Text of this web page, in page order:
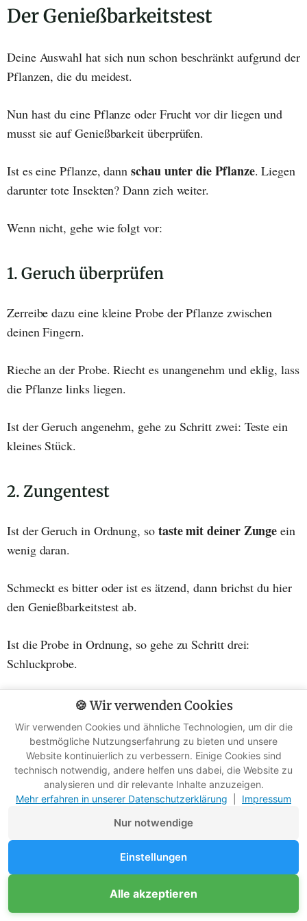
Der Genießbarkeitstest
Deine Auswahl hat sich nun schon beschränkt aufgrund der
Pflanzen, die du meidest.
Nun hast du eine Pflanze oder Frucht vor dir liegen und
musst sie auf Genießbarkeit überprüfen.
Ist es eine Pflanze, dannschau unter die Pflanze. Liegen
darunter tote Insekten? Dann zieh weiter.
Wenn nicht, gehe wie folgt vor:
1. Geruch überprüfen
Zerreibe dazu eine kleine Probe der Pflanze zwischen
deinen Fingern.
Rieche an der Probe. Riecht es unangenehm und eklig, lass
die Pflanze links liegen.
Ist der Geruch angenehm, gehe zu Schritt zwei: Teste ein
kleines Stück.
2. Zungentest
Ist der Geruch in Ordnung, so taste mit deiner Zunge ein
wenig daran.
Schmeckt es bitter oder ist es ätzend, dann brichst du hier
den Genießbarkeitstest ab.
Ist die Probe in Ordnung, so gehe zu Schritt drei:
Schluckprobe.
3. Schluckprobe
Nimm die Probe der Pflanze und schlucke sie herunter.
Warte jetzt unbedingt eine halbe Stunde.
Beobachte deinen Körper. Wie reagiert er in der Zeit?
Spürst du keine Veränderungen, wie Magenschmerzen,
Schluckauf, Würgereiz oder Speiseröhrenkrampf, dann
gehe zu Schritt vier über.
Unterstütze Survival-Kompass
🍪 Wir verwenden Cookies
Wir verwenden Cookies und ähnliche Technologien, um dir die
bestmögliche Nutzungserfahrung zu bieten und unsere
Website kontinuierlich zu verbessern. Einige Cookies sind
technisch notwendig, andere helfen uns dabei, die Website zu
analysieren und dir relevante Inhalte anzuzeigen.
Mehr erfahren in unserer Datenschutzerklärung
Impressum
Nur notwendige
Einstellungen
Alle akzeptieren